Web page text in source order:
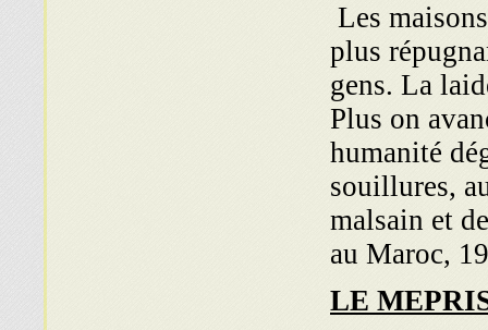
Les
plus
gens. La
Plus on
humanité
souillures,
malsain et
au Maroc,
LE